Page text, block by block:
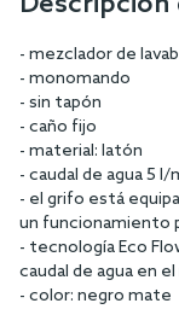
- mezclador de
- monomando
- sin tapón
- caño fijo
- material: latón
- caudal de agua 5 l/
- el grifo está
un funcionamiento
- tecnología Eco
caudal de agua en
- color: negro mate